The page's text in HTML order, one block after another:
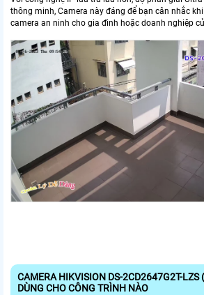
thông minh, Camera này đáng để bạn cân nhắc
camera an ninh cho gia đình hoặc doanh nghiệp
CAMERA HIKVISION DS-2CD2647G2T-LZS
DÙNG CHO CÔNG TRÌNH NÀO